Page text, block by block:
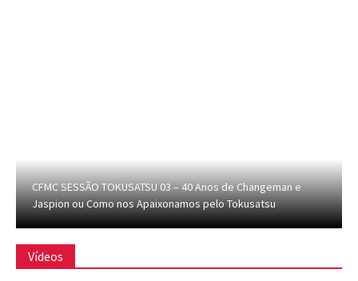
CFMC SESSÃO TOKUSATSU 03 – 40 Anos de Changeman e
Jaspion ou Como nos Apaixonamos pelo Tokusatsu
Vídeos